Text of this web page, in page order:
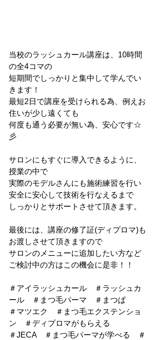
当校のラッシュカール講座は、10時間
の全4コマの
短期間でしっかりと集中して学んでい
きます！
最短2日で講座を受けられる為、例えお
住いが少し遠くても
何度も通う必要が無い為、安心です☆
彡
サロンにもすぐに導入できるように、
授業の中で
実際のモデルさんにも施術練習を行い
安全に安心して技術を行なえるまで
しっかりとサポートさせて頂きます。
最後には、講座の修了証(ディプロマ)も
お渡しさせて頂きますので
サロンのメニューに追加したい方など
ご検討中の方はこの機会に是非！！
＃アイラッシュカール　＃ラッシュカ
ール　＃まつ毛パーマ　＃まつぱ
＃マツエク　＃まつ毛エクステンショ
ン　＃ディプロマがもらえる
＃JECA　＃まつ毛パーマが学べる　＃